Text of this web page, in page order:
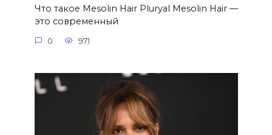
Что такое Mesolin Hair Pluryal Mesolin Hair —
это современный
0 971